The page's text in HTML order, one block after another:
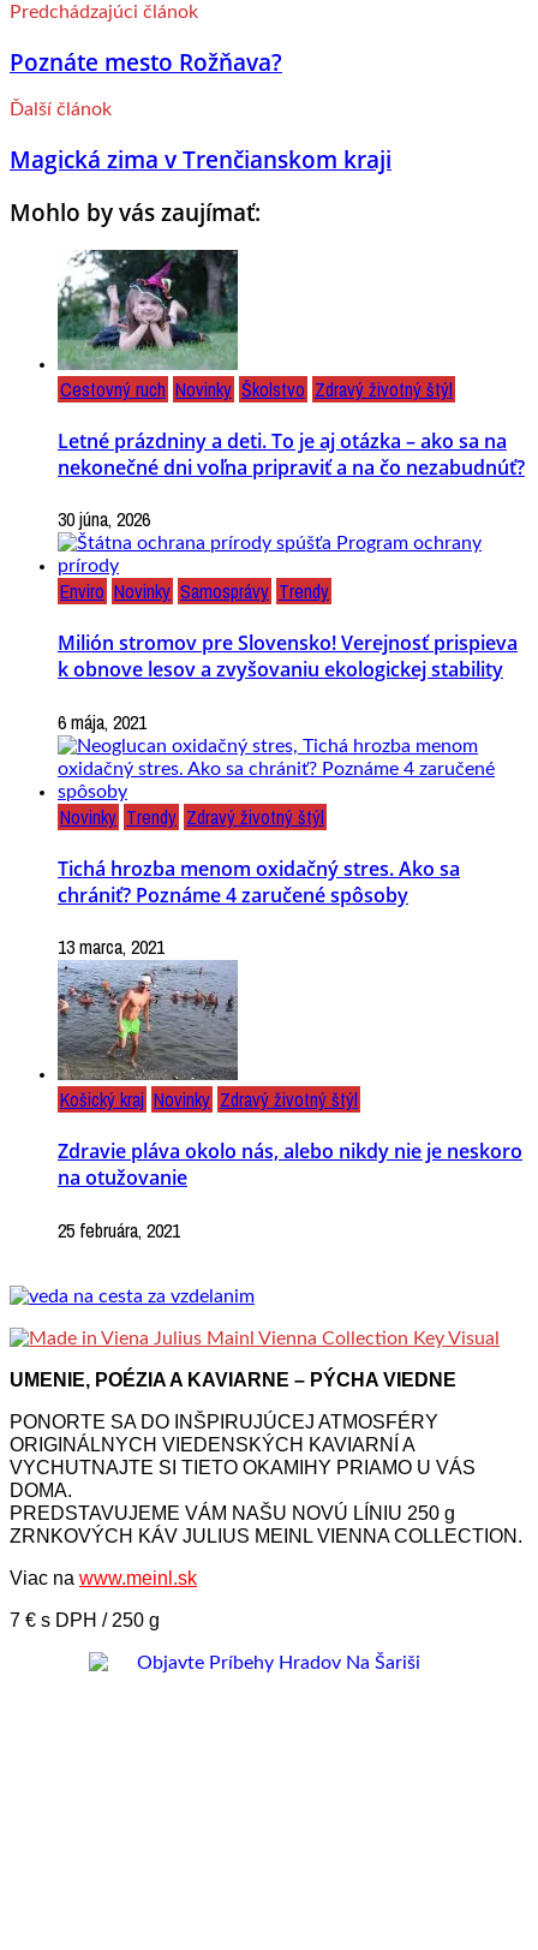
Predchádzajúci článok
Poznáte mesto Rožňava?
Ďalší článok
Magická zima v Trenčianskom kraji
Mohlo by vás zaujímať:
Cestovný ruch Novinky Školstvo Zdravý životný štýl
Letné prázdniny a deti. To je aj otázka – ako sa na
nekonečné dni voľna pripraviť a na čo nezabudnúť?
30 júna, 2026
Enviro Novinky Samosprávy Trendy
Milión stromov pre Slovensko! Verejnosť prispieva
k obnove lesov a zvyšovaniu ekologickej stability
6 mája, 2021
Novinky Trendy Zdravý životný štýl
Tichá hrozba menom oxidačný stres. Ako sa
chrániť? Poznáme 4 zaručené spôsoby
13 marca, 2021
Košický kraj Novinky Zdravý životný štýl
Zdravie pláva okolo nás, alebo nikdy nie je neskoro
na otužovanie
25 februára, 2021
UMENIE, POÉZIA A KAVIARNE – PÝCHA VIEDNE
PONORTE SA DO INŠPIRUJÚCEJ ATMOSFÉRY
ORIGINÁLNYCH VIEDENSKÝCH KAVIARNÍ A
VYCHUTNAJTE SI TIETO OKAMIHY PRIAMO U VÁS
DOMA.
PREDSTAVUJEME VÁM NAŠU NOVÚ LÍNIU 250 g
ZRNKOVÝCH KÁV JULIUS MEINL VIENNA COLLECTION.
Viac na www.meinl.sk
7 € s DPH / 250 g